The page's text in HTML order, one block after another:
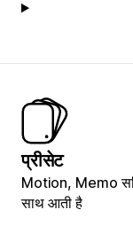
प्रीसेट
Motion, Memo
साथ आती है